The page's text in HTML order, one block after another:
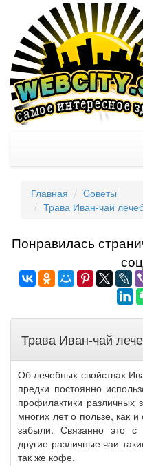
Главная
Cоветы
Трава Иван-чай
Понравилась
Трава Иван-чай
Об лечебных свойствах
предки постоянно
профилактики различных
многих лет о пользе, как
забыли. Связанно это
другие различные чаи
так же кофе.